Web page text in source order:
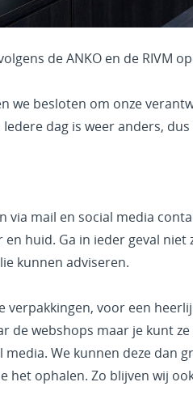
de ANKO en de RIVM
we besloten om onze
dag is weer anders,
via mail en social media
huid. Ga in ieder geval niet
kunnen adviseren.
verpakkingen, voor een
de webshops maar je kunt
We kunnen deze dan
het ophalen. Zo blijven wij